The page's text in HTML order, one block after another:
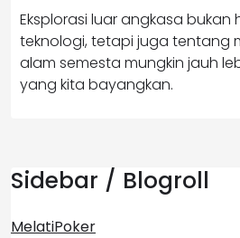
Eksplorasi luar angkasa
teknologi, tetapi juga tentang
alam semesta mungkin jauh
yang kita bayangkan.
Sidebar / Blogroll
MelatiPoker